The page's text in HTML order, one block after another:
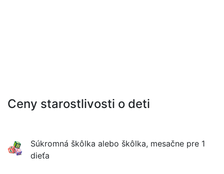
Ceny starostlivosti o deti
Súkromná škôlka alebo škôlka, mesačne pre 1
dieťa